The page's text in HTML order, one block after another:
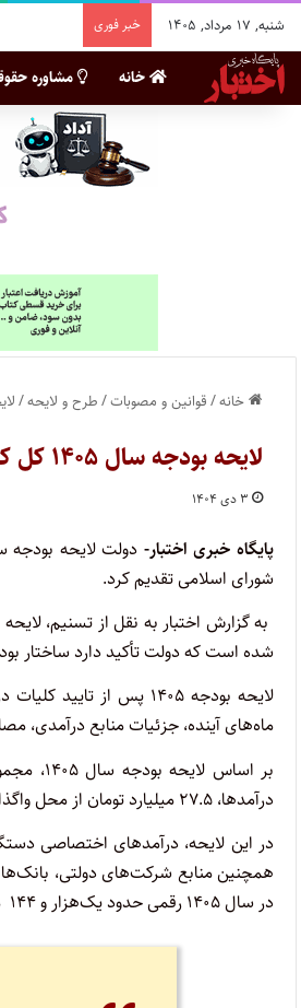
شنبه, ۱۷ مرداد, ۱۴۰۵ خبر فوری
خانه مشاوره
خانه/قوانین و مصوبات/طرح و لایحه/
لایحه بودجه سال ۱۴۰۵ کل کشور
۳ دی ۱۴۰۴
پایگاه خبری اختبار-
شورای اسلامی تقدیم کرد.
شده است که دولت تأکید دارد ساختار
لایحه بودجه ۱۴۰۵
ماه‌های آینده، جزئیات منابع درآمدی،
درآمدها، ۲۷.۵ میلیارد تومان از محل واگذاری دارایی‌های سرمایه‌ای و ۱۵۰ میلیارد تومان از محل واگذاری دارایی‌های مالی تأمین می‌شود.
در سال ۱۴۰۵ رقمی حدود یک‌هزار و ۱۴۴ میلیارد تومان را نشان می‌دهد.